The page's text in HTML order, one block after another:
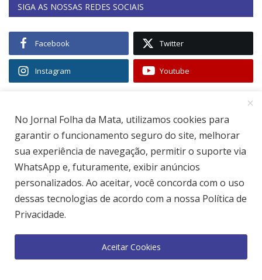
SIGA AS NOSSAS REDES SOCIAIS
Facebook Twitter
Instagram Youtube
SEU SIGNO
No Jornal Folha da Mata, utilizamos cookies para
garantir o funcionamento seguro do site, melhorar
sua experiência de navegação, permitir o suporte via
WhatsApp e, futuramente, exibir anúncios
personalizados. Ao aceitar, você concorda com o uso
dessas tecnologias de acordo com a nossa Política de
Privacidade.
Aceitar Cookies